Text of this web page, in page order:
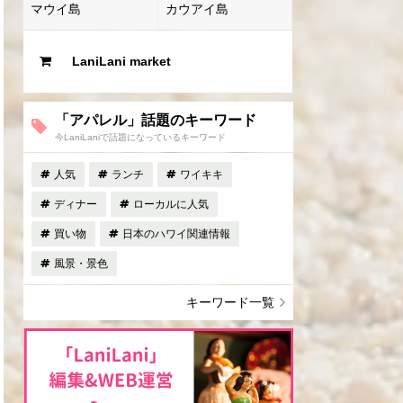
マウイ島 カウアイ島
LaniLani market
「アパレル」話題のキーワード
今LaniLaniで話題になっているキーワード
人気 ランチ ワイキキ
ディナー ローカルに人気
買い物 日本のハワイ関連情報
風景・景色
キーワード一覧